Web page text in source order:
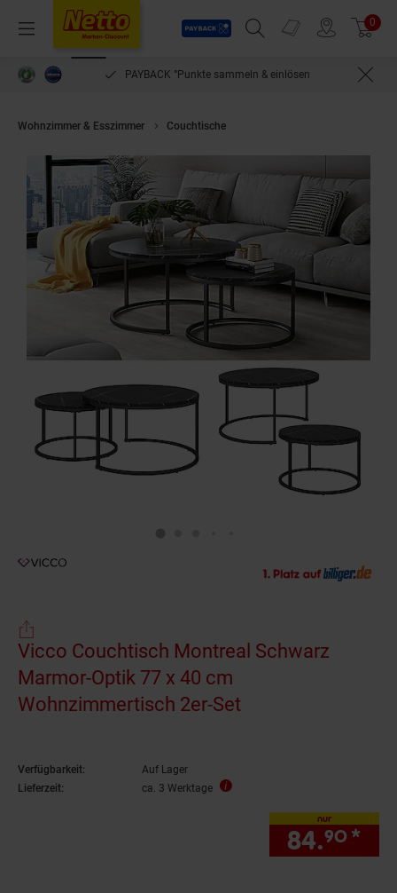
Menü
Payback
Suchfeld einblenden
Prospekte 0
PAYBACK °Punkte sammeln & einlösen
Wohnzimmer & Esszimmer Couchtische
Vicco Couchtisch Montreal Schwarz
Marmor-Optik 77 x 40 cm
Wohnzimmertisch 2er-Set
Verfügbarkeit:
Auf Lager
Lieferzeit:
ca. 3 Werktage
nur
84.90 *